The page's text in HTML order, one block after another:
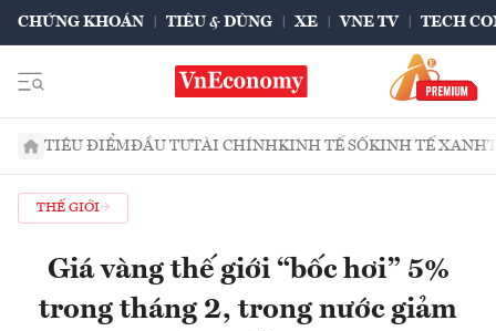
CHỨNG KHOÁN TIÊU & DÙNG XE VNE TV TECH
TIÊU ĐIỂMĐẦU TƯTÀI CHÍNHKINH TẾ SỐKINH TẾ XANH
THẾ GIỚI
Giá vàng thế giới “bốc hơi” 5%
trong tháng 2, trong nước giảm